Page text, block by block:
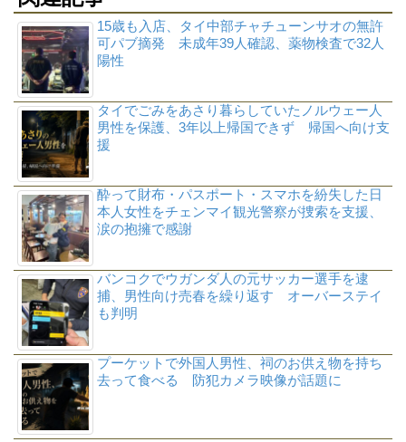
15歳も入店、タイ中部チャチューンサオの無許
可パブ摘発 未成年39人確認、薬物検査で32人
陽性
タイでごみをあさり暮らしていたノルウェー人
男性を保護、3年以上帰国できず 帰国へ向け支
援
酔って財布・パスポート・スマホを紛失した日
本人女性をチェンマイ観光警察が捜索を支援、
涙の抱擁で感謝
バンコクでウガンダ人の元サッカー選手を逮
捕、男性向け売春を繰り返す オーバーステイ
も判明
プーケットで外国人男性、祠のお供え物を持ち
去って食べる 防犯カメラ映像が話題に